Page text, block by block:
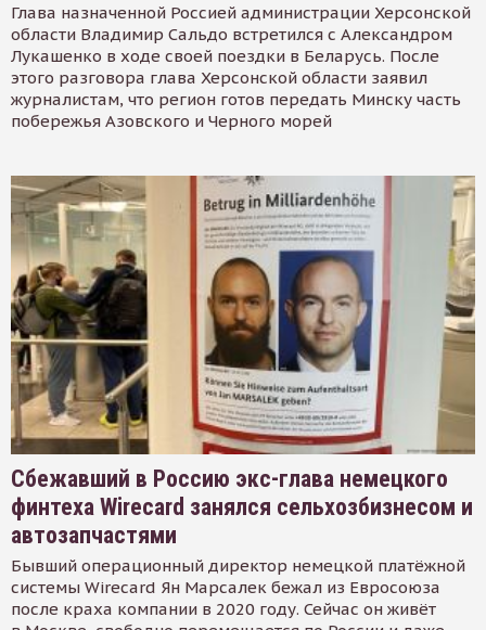
Глава назначенной Россией администрации Херсонской
области Владимир Сальдо встретился с Александром
Лукашенко в ходе своей поездки в Беларусь. После
этого разговора глава Херсонской области заявил
журналистам, что регион готов передать Минску часть
побережья Азовского и Черного морей
Сбежавший в Россию экс-глава немецкого
финтеха Wirecard занялся сельхозбизнесом и
автозапчастями
Бывший операционный директор немецкой платёжной
системы Wirecard Ян Марсалек бежал из Евросоюза
после краха компании в 2020 году. Сейчас он живёт